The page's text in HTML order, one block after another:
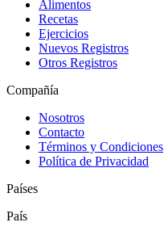
Alimentos
Recetas
Ejercicios
Nuevos Registros
Otros Registros
Compañía
Nosotros
Contacto
Términos y Condiciones
Política de Privacidad
Países
País